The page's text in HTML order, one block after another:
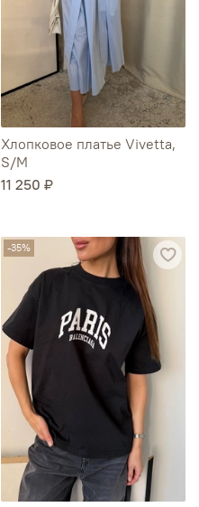
Хлопковое платье Vivetta,
S/М
11 250 ₽
-35%